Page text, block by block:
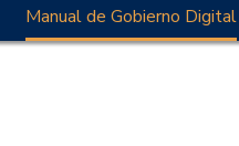
Manual de Gobierno Digital